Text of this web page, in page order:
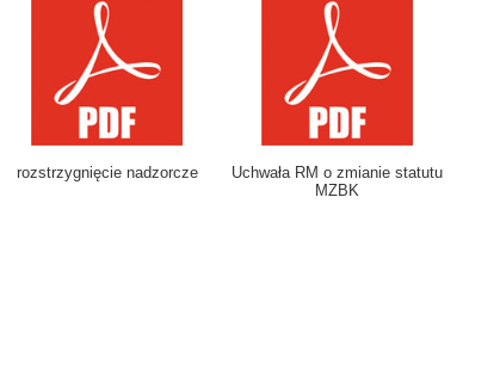
rozstrzygnięcie nadzorcze
Uchwała RM o zmianie statutu
MZBK